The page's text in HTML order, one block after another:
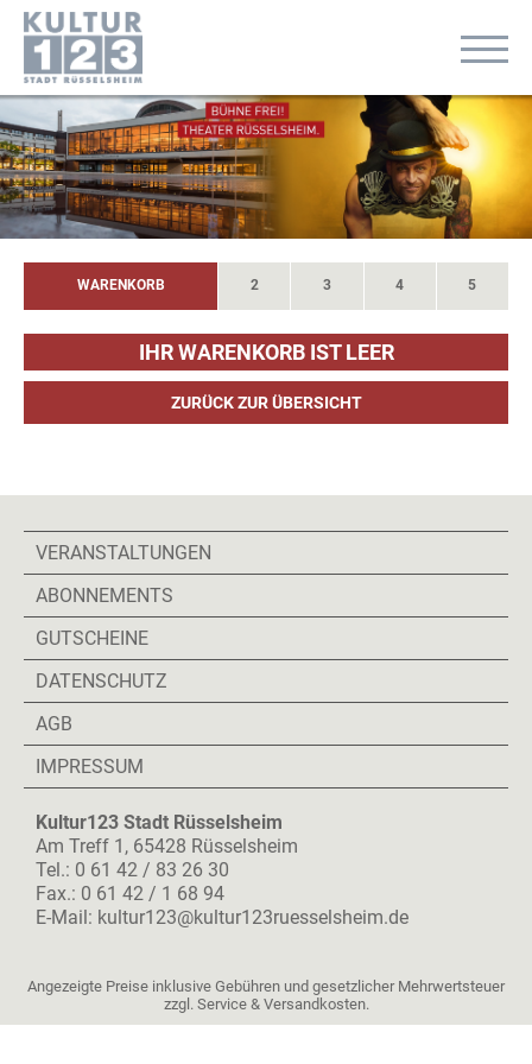
WARENKORB 2 3 4 5
IHR WARENKORB IST LEER
ZURÜCK ZUR ÜBERSICHT
VERANSTALTUNGEN
ABONNEMENTS
GUTSCHEINE
DATENSCHUTZ
AGB
IMPRESSUM
Kultur123 Stadt Rüsselsheim
Am Treff 1, 65428 Rüsselsheim
Tel.: 0 61 42 / 83 26 30
Fax.: 0 61 42 / 1 68 94
E-Mail: kultur123@kultur123ruesselsheim.de
Angezeigte Preise inklusive Gebühren und gesetzlicher Mehrwertsteuer
zzgl. Service & Versandkosten.